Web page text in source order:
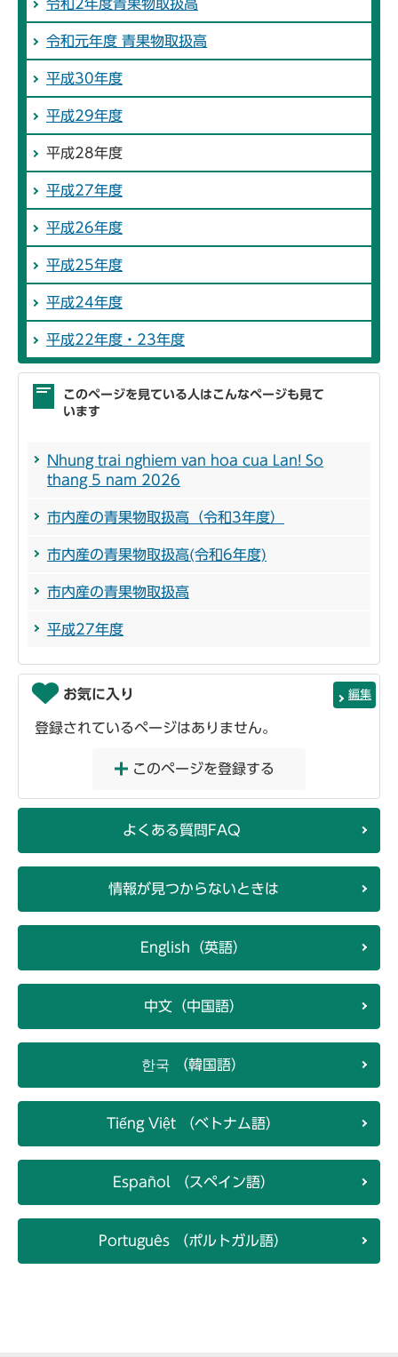
令和2年度青果物取扱高
令和元年度 青果物取扱高
平成30年度
平成29年度
平成28年度
平成27年度
平成26年度
平成25年度
平成24年度
平成22年度・23年度
このページを見ている人はこんなページも見て
います
Nhung trai nghiem van hoa cua Lan! So
thang 5 nam 2026
市内産の青果物取扱高（令和3年度）
市内産の青果物取扱高(令和6年度)
市内産の青果物取扱高
平成27年度
お気に入り 編集
登録されているページはありません。
このページを登録する
よくある質問FAQ
情報が見つからないときは
English（英語）
中文（中国語）
한국 （韓国語）
Tiếng Việt （ベトナム語）
Español （スペイン語）
Português （ポルトガル語）